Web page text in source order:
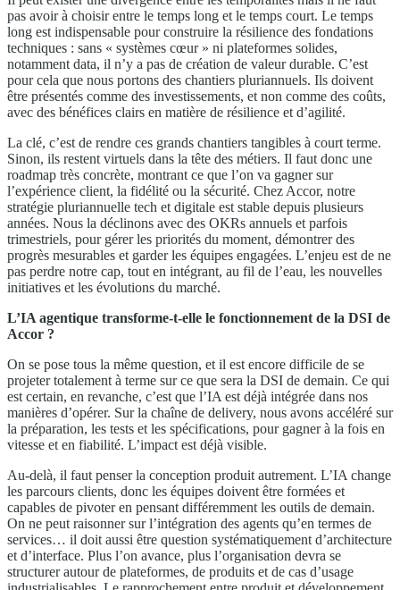
pas avoir à choisir entre le temps long et le temps court. Le temps
long est indispensable pour construire la résilience des fondations
techniques : sans « systèmes cœur » ni plateformes solides,
notamment data, il n’y a pas de création de valeur durable. C’est
pour cela que nous portons des chantiers pluriannuels. Ils doivent
être présentés comme des investissements, et non comme des coûts,
avec des bénéfices clairs en matière de résilience et d’agilité.
La clé, c’est de rendre ces grands chantiers tangibles à court terme.
Sinon, ils restent virtuels dans la tête des métiers. Il faut donc une
roadmap très concrète, montrant ce que l’on va gagner sur
l’expérience client, la fidélité ou la sécurité. Chez Accor, notre
stratégie pluriannuelle tech et digitale est stable depuis plusieurs
années. Nous la déclinons avec des OKRs annuels et parfois
trimestriels, pour gérer les priorités du moment, démontrer des
progrès mesurables et garder les équipes engagées. L’enjeu est de ne
pas perdre notre cap, tout en intégrant, au fil de l’eau, les nouvelles
initiatives et les évolutions du marché.
L’IA agentique transforme-t-elle le fonctionnement de la DSI de
Accor ?
On se pose tous la même question, et il est encore difficile de se
projeter totalement à terme sur ce que sera la DSI de demain. Ce qui
est certain, en revanche, c’est que l’IA est déjà intégrée dans nos
manières d’opérer. Sur la chaîne de delivery, nous avons accéléré sur
la préparation, les tests et les spécifications, pour gagner à la fois en
vitesse et en fiabilité. L’impact est déjà visible.
Au-delà, il faut penser la conception produit autrement. L’IA change
les parcours clients, donc les équipes doivent être formées et
capables de pivoter en pensant différemment les outils de demain.
On ne peut raisonner sur l’intégration des agents qu’en termes de
services… il doit aussi être question systématiquement d’architecture
et d’interface. Plus l’on avance, plus l’organisation devra se
structurer autour de plateformes, de produits et de cas d’usage